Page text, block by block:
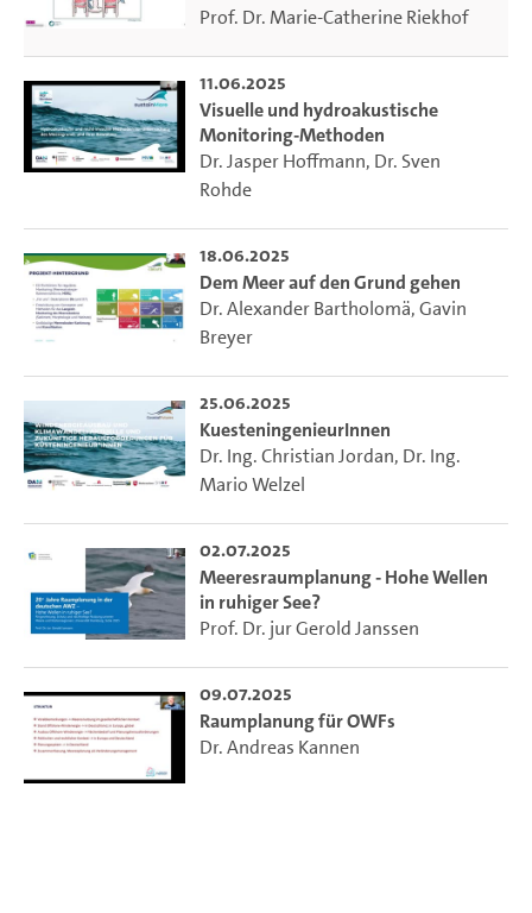
Prof. Dr. Marie-Catherine Riekhof
11.06.2025
Visuelle und hydroakustische
Monitoring-Methoden
Dr. Jasper Hoffmann, Dr. Sven
Rohde
18.06.2025
Dem Meer auf den Grund gehen
Dr. Alexander Bartholomä,Gavin
Breyer
25.06.2025
KuesteningenieurInnen
Dr. Ing. Christian Jordan, Dr. Ing.
Mario Welzel
02.07.2025
Meeresraumplanung - Hohe Wellen
in ruhiger See?
Prof. Dr. jur Gerold Janssen
09.07.2025
Raumplanung für OWFs
Dr. Andreas Kannen